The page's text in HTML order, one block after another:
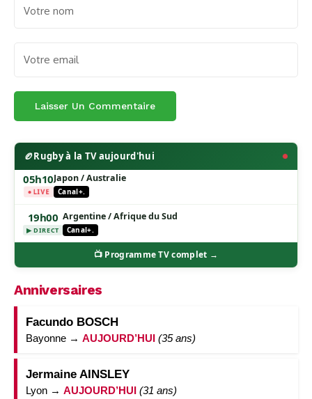
🏉Rugby à la TV aujourd'hui
05h10
● LIVE
Japon / Australie
Canal+.
19h00
▶ DIRECT
Argentine / Afrique du Sud
Canal+.
📺 Programme TV complet →
Anniversaires
Facundo BOSCH
Bayonne → AUJOURD’HUI (35 ans)
Jermaine AINSLEY
Lyon → AUJOURD’HUI (31 ans)